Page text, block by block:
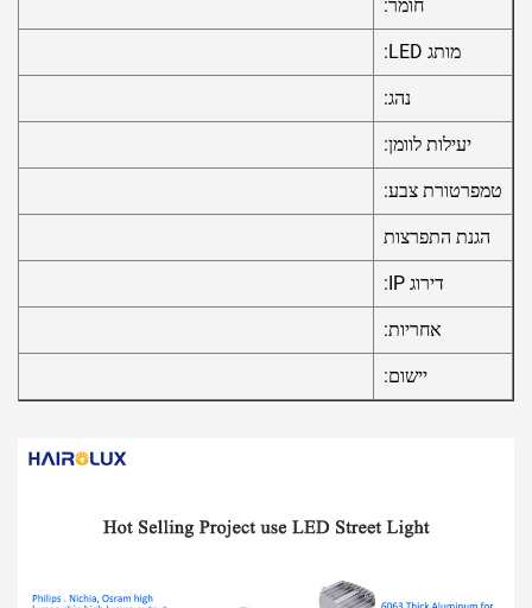
חומר:
מותג LED:
נהג:
יעילות לוומן:
טמפרטורת צבע:
הגנת התפרצות
דירוג IP:
אחריות:
יישום: